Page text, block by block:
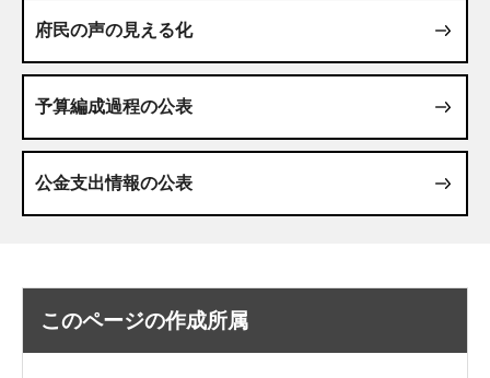
府民の声の見える化
予算編成過程の公表
公金支出情報の公表
このページの作成所属